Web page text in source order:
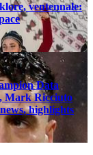
ventennale:
Data
Mark Ricciuto
highlights